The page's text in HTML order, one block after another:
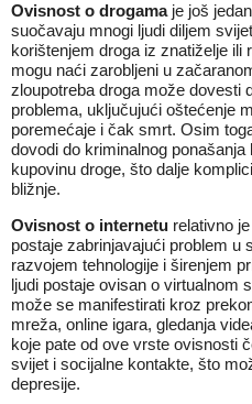
Ovisnost o drogama je još
suočavaju mnogi ljudi diljem
korištenjem droga iz znatiželje ili
mogu naći zarobljeni u
zloupotreba droga može dovesti
problema, uključujući oštećenje
poremećaje i čak smrt. Osim
dovodi do kriminalnog
kupovinu droge, što dalje
bližnje.
Ovisnost o internetu relativno
postaje zabrinjavajući problem u
razvojem tehnologije i širenjem
ljudi postaje ovisan o virtualnom
može se manifestirati kroz
mreža, online igara, gledanja
koje pate od ove vrste ovisnosti
svijet i socijalne kontakte, što
depresije.